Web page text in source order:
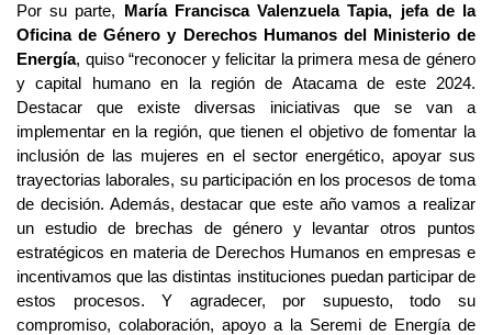
Por su parte,
María Francisca Valenzuela Tapia, jefa de la
Oficina de Género y Derechos Humanos del Ministerio de
Energía, quiso “reconocer y felicitar la primera mesa de género
y capital humano en la región de Atacama de este 2024.
Destacar que existe diversas iniciativas que se van a
implementar en la región, que tienen el objetivo de fomentar la
inclusión de las mujeres en el sector energético, apoyar sus
trayectorias laborales, su participación en los procesos de toma
de decisión. Además, destacar que este año vamos a realizar
un estudio de brechas de género y levantar otros puntos
estratégicos en materia de Derechos Humanos en empresas e
incentivamos que las distintas instituciones puedan participar de
estos procesos. Y agradecer, por supuesto, todo su
compromiso, colaboración, apoyo a la Seremi de Energía de